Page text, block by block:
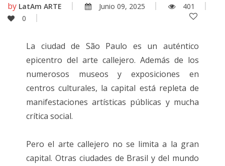
by LatAm ARTE Junio 09, 2025
401
0
La ciudad de São Paulo es un auténtico
epicentro del arte callejero. Además de los
numerosos museos y exposiciones en
centros culturales, la capital está repleta de
manifestaciones artísticas públicas y mucha
crítica social.
Pero el arte callejero no se limita a la gran
capital. Otras ciudades de Brasil y del mundo